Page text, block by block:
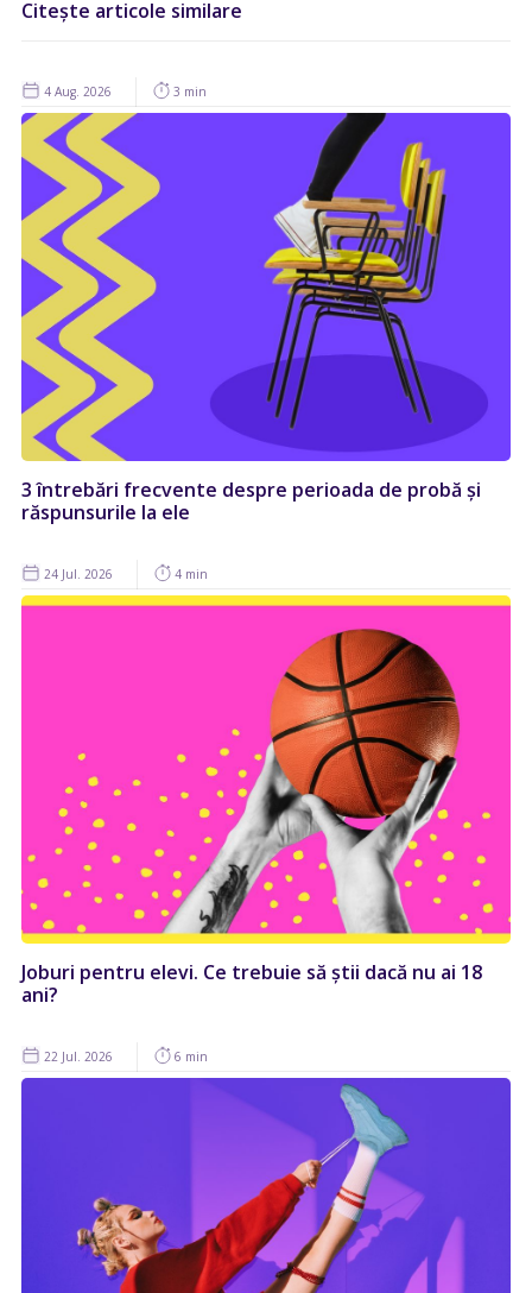
Citește articole similare
4 Aug. 2026 3 min
3 întrebări frecvente despre perioada de probă și
răspunsurile la ele
24 Jul. 2026 4 min
Joburi pentru elevi. Ce trebuie să știi dacă nu ai 18
ani?
22 Jul. 2026 6 min